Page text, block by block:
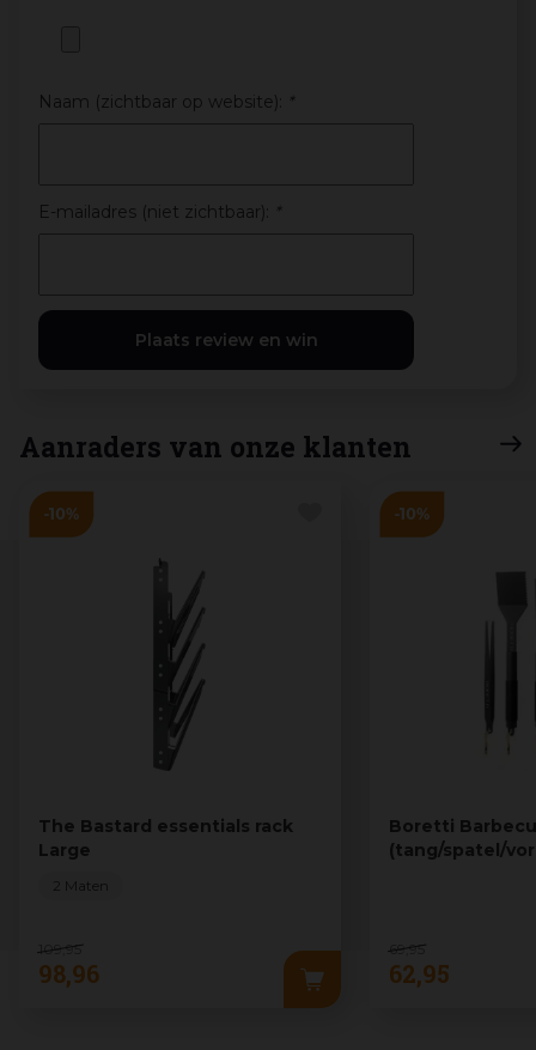
Naam (zichtbaar op website): *
E-mailadres (niet zichtbaar): *
Aanraders van onze klanten
The Bastard essentials rack
Large
109 ,95
98,96
2 Maten
Boretti
(tang/spatel/
69 ,95
62,95